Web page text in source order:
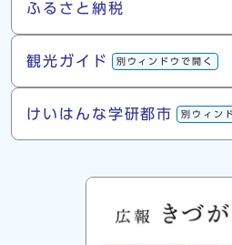
ふるさと納税
観光ガイド 別ウィンドウで開く
けいはんな学研都市 別ウィン